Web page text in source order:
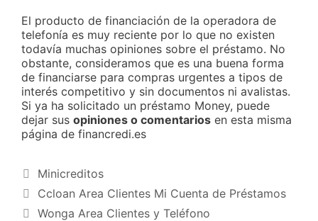
El producto de financiación de la operadora de
telefonía es muy reciente por lo que no existen
todavía muchas opiniones sobre el préstamo. No
obstante, consideramos que es una buena forma
de financiarse para compras urgentes a tipos de
interés competitivo y sin documentos ni avalistas.
Si ya ha solicitado un préstamo Money, puede
dejar sus opiniones o comentarios en esta misma
página de financredi.es
Categorías
Minicreditos
Ccloan Area Clientes Mi Cuenta de Préstamos
Wonga Area Clientes y Teléfono